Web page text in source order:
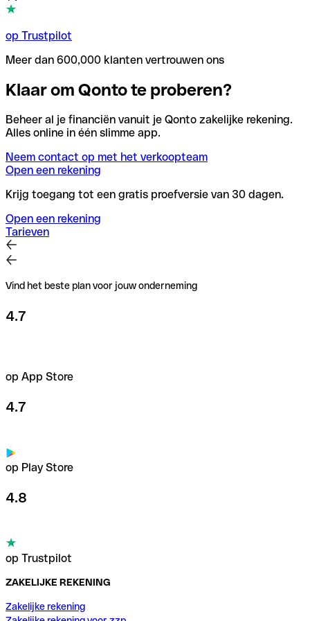
op Trustpilot
Meer dan 600,000 klanten vertrouwen ons
Klaar om Qonto te proberen?
Beheer al je financiën vanuit je Qonto zakelijke rekening.
Alles online in één slimme app.
Neem contact op met het verkoopteam
Open een rekening
Krijg toegang tot een gratis proefversie van 30 dagen.
Open een rekening
Tarieven
Vind het beste plan voor jouw onderneming
4.7
op App Store
4.7
op Play Store
4.8
op Trustpilot
ZAKELIJKE REKENING
Zakelijke rekening